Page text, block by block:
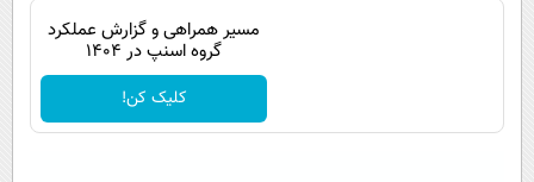
مسیر همراهی و گزارش عملکرد
گروه اسنپ در ۱۴۰۴
کلیک کن!